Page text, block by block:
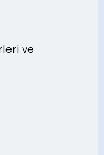
ve